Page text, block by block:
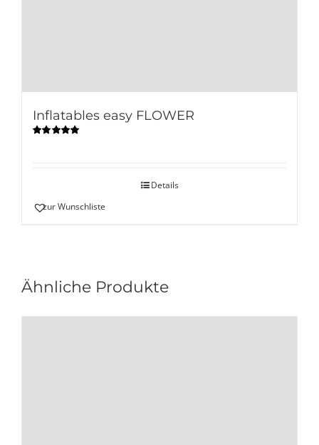
Inflatables easy FLOWER
Details
zur Wunschliste
Ähnliche Produkte